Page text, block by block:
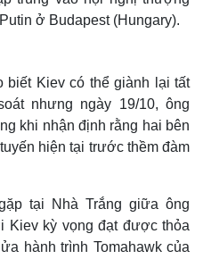
ở Budapest (Hungary).
biết Kiev có thể giành lại tất
nhưng ngày 19/10, ông
khi nhận định rằng hai bên
hiện tại trước thềm đàm
tại Nhà Trắng giữa ông
Kiev kỳ vọng đạt được thỏa
hành trình Tomahawk của